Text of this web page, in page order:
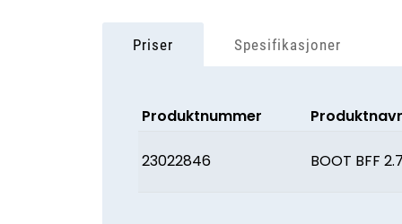
Priser Spesifikasjoner
Produktnummer
23022846 BOOT BFF